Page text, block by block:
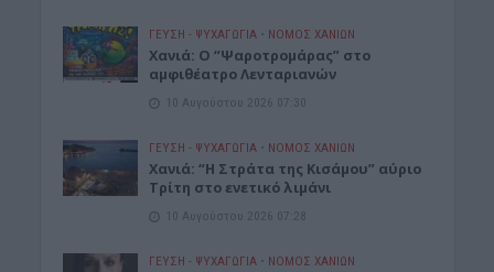
ΓΕΎΣΗ - ΨΥΧΑΓΩΓΊΑ • ΝΟΜΌΣ ΧΑΝΊΩΝ
Xανιά: Ο “Ψαροτρομάρας” στο
αμφιθέατρο Λενταριανών
10 Αυγούστου 2026 07:30
ΓΕΎΣΗ - ΨΥΧΑΓΩΓΊΑ • ΝΟΜΌΣ ΧΑΝΊΩΝ
Χανιά: “Η Στράτα της Κισάμου” αύριο
Τρίτη στο ενετικό λιμάνι
10 Αυγούστου 2026 07:28
ΓΕΎΣΗ - ΨΥΧΑΓΩΓΊΑ • ΝΟΜΌΣ ΧΑΝΊΩΝ